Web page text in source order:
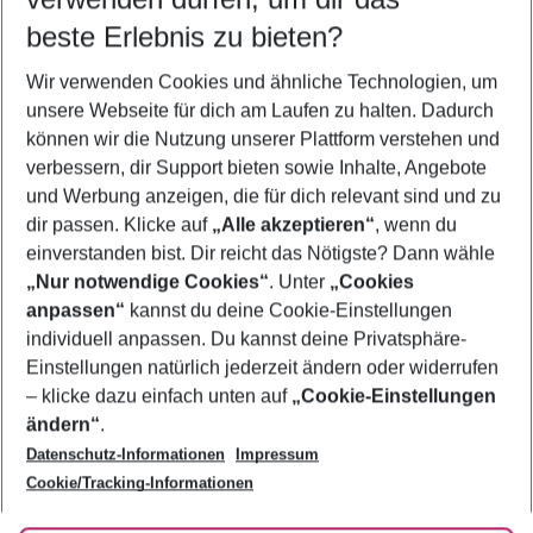
5-8 Nächte
2 Erwachsene Keine Kinder
Mehr Filter anzeigen
Footer
Footer navigation
Über uns
AGB
Bestpreisgarantie
Cookie-Einstellungen ändern
Cookie-Richtlinie
Agenturbetreuung
Barrierefreies Reisen
Folge uns
beste Erlebnis zu bieten?
Wir verwenden Cookies und ähnliche Technologien, um
unsere Webseite für dich am Laufen zu halten. Dadurch
können wir die Nutzung unserer Plattform verstehen und
verbessern, dir Support bieten sowie Inhalte, Angebote
und Werbung anzeigen, die für dich relevant sind und zu
dir passen. Klicke auf „Alle akzeptieren“, wenn du
einverstanden bist. Dir reicht das Nötigste? Dann wähle
„Nur notwendige Cookies“. Unter „Cookies
anpassen“ kannst du deine Cookie-Einstellungen
individuell anpassen. Du kannst deine Privatsphäre-
Einstellungen natürlich jederzeit ändern oder widerrufen
– klicke dazu einfach unten auf „Cookie-Einstellungen
ändern“.
Datenschutz-Informationen
Impressum
Cookie/Tracking-Informationen